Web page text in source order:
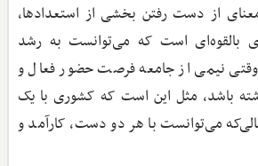
از دست رفتن بخشی از استعدادها،
بالقوه‌ای است که می‌توانست به رشد
نیمی از جامعه فرصت حضور فعال و
باشد، مثل این است که کشوری با یک
می‌توانست با هر دو دست، کارآمد و